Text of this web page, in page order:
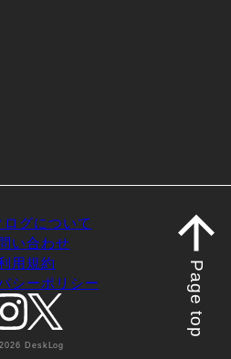
ログについて
い合わせ
用規約
シーポリシー
DeskLog
Page top